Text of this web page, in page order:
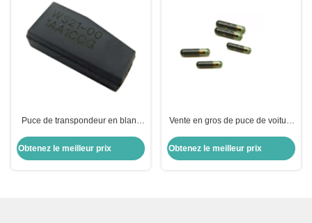
Puce de transpondeur en blanc
Bit puce de voiture puce pour
Toyota
Obtenez le meilleur prix
Vente en gros de puce de voiture
transpondeur en verre Honda
Rechange de porte-clés de
Obtenez le meilleur prix